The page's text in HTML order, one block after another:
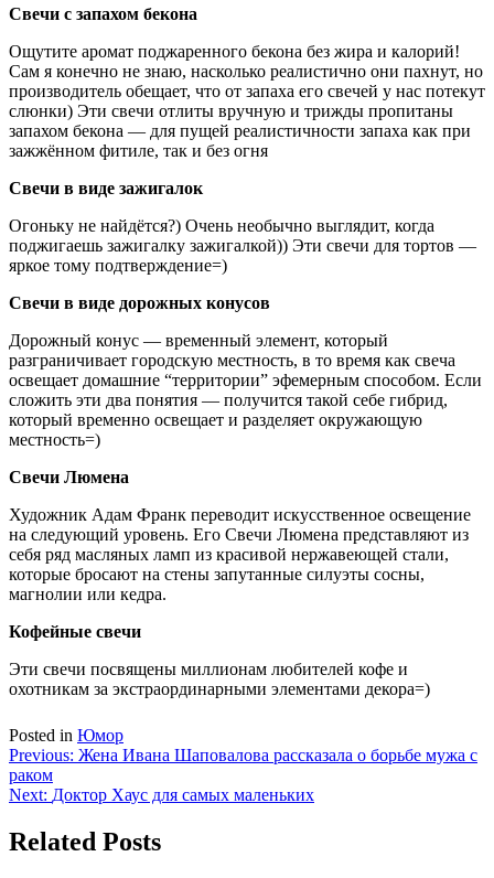
Свечи с запахом бекона
Ощутите аромат поджаренного бекона без жира и калорий!
Сам я конечно не знаю, насколько реалистично они пахнут, но
производитель обещает, что от запаха его свечей у нас потекут
слюнки) Эти свечи отлиты вручную и трижды пропитаны
запахом бекона — для пущей реалистичности запаха как при
зажжённом фитиле, так и без огня
Свечи в виде зажигалок
Огоньку не найдётся?) Очень необычно выглядит, когда
поджигаешь зажигалку зажигалкой)) Эти свечи для тортов —
яркое тому подтверждение=)
Свечи в виде дорожных конусов
Дорожный конус — временный элемент, который
разграничивает городскую местность, в то время как свеча
освещает домашние “территории” эфемерным способом. Если
сложить эти два понятия — получится такой себе гибрид,
который временно освещает и разделяет окружающую
местность=)
Свечи Люмена
Художник Адам Франк переводит искусственное освещение
на следующий уровень. Его Свечи Люмена представляют из
себя ряд масляных ламп из красивой нержавеющей стали,
которые бросают на стены запутанные силуэты сосны,
магнолии или кедра.
Кофейные свечи
Эти свечи посвящены миллионам любителей кофе и
охотникам за экстраординарными элементами декора=)
Posted in Юмор
Навигация
по
Previous: Жена Ивана Шаповалова рассказала о борьбе мужа с
раком
Next: Доктор Хаус для самых маленьких
Related Posts